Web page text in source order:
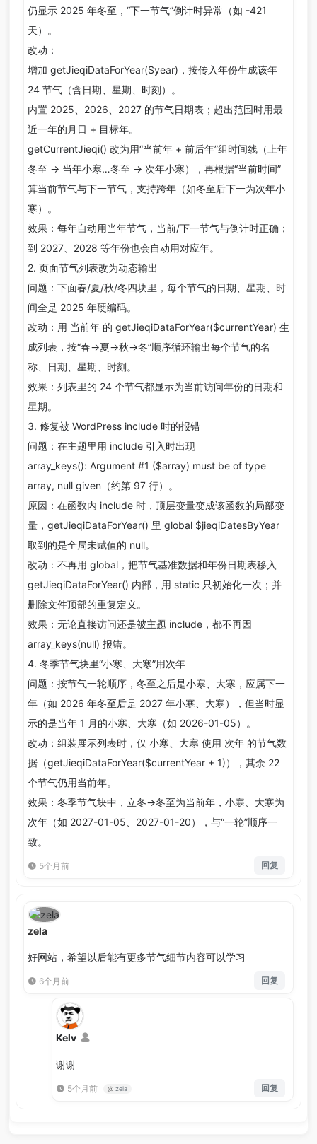
仍显示 2025 年冬至，“下一节气”倒计时异常（如 -421
天）。
改动：
增加 getJieqiDataForYear($year)，按传入年份生成该年
24 节气（含日期、星期、时刻）。
内置 2025、2026、2027 的节气日期表；超出范围时用最
近一年的月日 + 目标年。
getCurrentJieqi() 改为用“当前年 + 前后年”组时间线（上年
冬至 → 当年小寒…冬至 → 次年小寒），再根据“当前时间”
算当前节气与下一节气，支持跨年（如冬至后下一为次年小
寒）。
效果：每年自动用当年节气，当前/下一节气与倒计时正确；
到 2027、2028 等年份也会自动用对应年。
2. 页面节气列表改为动态输出
问题：下面春/夏/秋/冬四块里，每个节气的日期、星期、时
间全是 2025 年硬编码。
改动：用 当前年 的 getJieqiDataForYear($currentYear) 生
成列表，按“春→夏→秋→冬”顺序循环输出每个节气的名
称、日期、星期、时刻。
效果：列表里的 24 个节气都显示为当前访问年份的日期和
星期。
3. 修复被 WordPress include 时的报错
问题：在主题里用 include 引入时出现
array_keys(): Argument #1 ($array) must be of type
array, null given（约第 97 行）。
原因：在函数内 include 时，顶层变量变成该函数的局部变
量，getJieqiDataForYear() 里 global $jieqiDatesByYear
取到的是全局未赋值的 null。
改动：不再用 global，把节气基准数据和年份日期表移入
getJieqiDataForYear() 内部，用 static 只初始化一次；并
删除文件顶部的重复定义。
效果：无论直接访问还是被主题 include，都不再因
array_keys(null) 报错。
4. 冬季节气块里“小寒、大寒”用次年
问题：按节气一轮顺序，冬至之后是小寒、大寒，应属下一
年（如 2026 年冬至后是 2027 年小寒、大寒），但当时显
示的是当年 1 月的小寒、大寒（如 2026-01-05）。
改动：组装展示列表时，仅 小寒、大寒 使用 次年 的节气数
据（getJieqiDataForYear($currentYear + 1)），其余 22
个节气仍用当前年。
效果：冬季节气块中，立冬→冬至为当前年，小寒、大寒为
次年（如 2027-01-05、2027-01-20），与“一轮”顺序一
致。
5个月前 回复
zela
好网站，希望以后能有更多节气细节内容可以学习
6个月前 回复
Kelv
谢谢
5个月前 @ zela 回复